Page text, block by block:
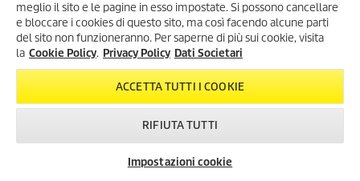
SONO ARRIVATI I SUMMER
DAYS!
Scopri tutte leofferte esclusive,
consconti fino al 35%!
FAQ
meglio il sito e le pagine in esso impostate. Si possono cancellare
e bloccare i cookies di questo sito, ma così facendo alcune parti
del sito non funzioneranno. Per saperne di più sui cookie, visita
la Cookie Policy. Privacy Policy Dati Societari
ACCETTA TUTTI I COOKIE
RIFIUTA TUTTI
Impostazioni cookie